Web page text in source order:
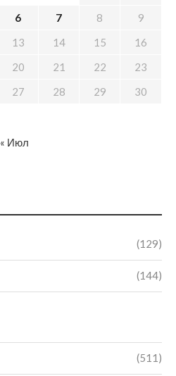
(129)
(144)
(511)
6 7 8
9
13 14 15
16
20 21 22
23
27 28 29
30
« Июл